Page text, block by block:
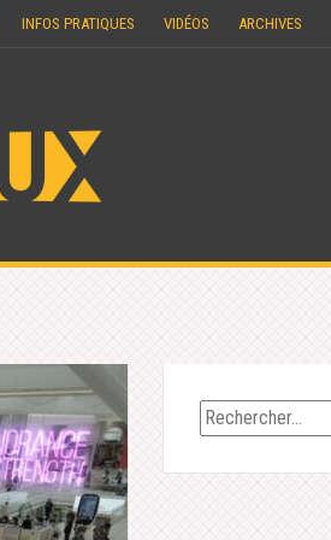
INFOS PRATIQUES VIDÉOS ARCHIVES
Rechercher :